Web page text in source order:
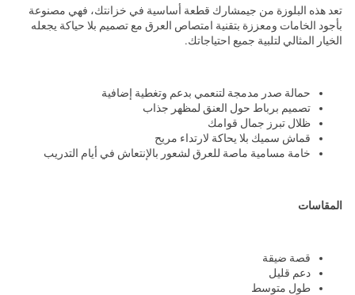
تعد هذه البلوزة من جيمشارك قطعة أساسية في خزانتك، فهي مصنوعة
بأجود الخامات ومعززة بتقنية امتصاص العرق مع تصميم بلا حياكة يجعله
الخيار المثالي لتلبية جميع احتياجاتك.
حمالة صدر مدمجة لتنعمي بدعم وتغطية إضافية
تصميم برباط حول العنق لمظهر جذاب
ظلال تبرز جمال قوامك
قماش سميك بلا يحاكة لارتداء مريح
خامة مسامية ماصة للعرق لشعور بالإنتعاش في أيام التدريب
المقاسات
قصة ضيقة
دعم قليل
طول متوسط